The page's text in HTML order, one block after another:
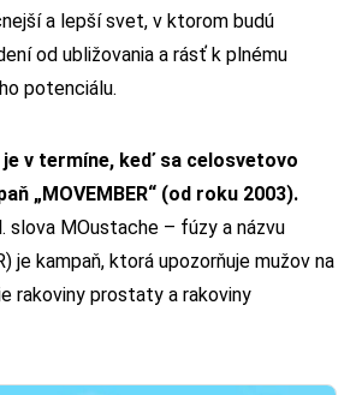
a lepší svet, v ktorom budú
od ubližovania a rásť k plnému
potenciálu.
je v termíne, keď sa celosvetovo
„MOVEMBER“ (od roku 2003).
slova MOustache – fúzy a názvu
je kampaň, ktorá upozorňuje mužov na
rakoviny prostaty a rakoviny